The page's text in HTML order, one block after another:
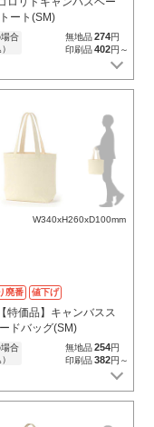
ート(SM)
合
無地品274円
印刷品402円～
W340xH260xD100mm
廃番 値下げ
【特価品】キャンバスス
ドバッグ(SM)
合
無地品254円
印刷品382円～